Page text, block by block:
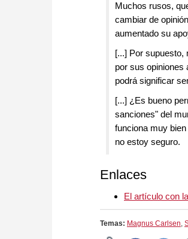
Muchos rusos,
cambiar de
aumentado su
[...] Por supuesto,
por sus opiniones
podrá significar
[...] ¿Es bueno
sanciones" del
funciona muy
no estoy seguro.
Enlaces
El artículo con
Temas: Magnus Carlsen,